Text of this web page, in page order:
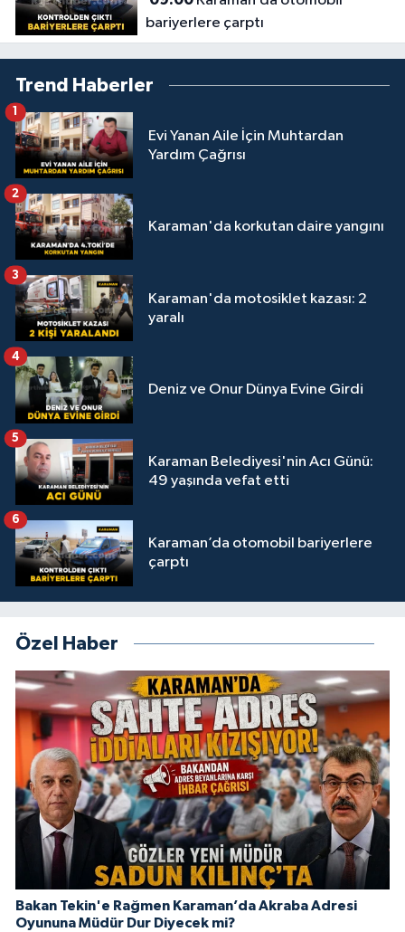
bariyerlere çarptı
Trend Haberler
Evi Yanan Aile İçin Muhtardan
Yardım Çağrısı
1
Karaman'da korkutan daire yangını
2
Karaman'da motosiklet kazası: 2
yaralı
3
Deniz ve Onur Dünya Evine Girdi
4
Karaman Belediyesi'nin Acı Günü:
49 yaşında vefat etti
5
Karaman’da otomobil bariyerlere
çarptı
6
Özel Haber
Bakan Tekin'e Rağmen Karaman’da Akraba Adresi
Oyununa Müdür Dur Diyecek mi?